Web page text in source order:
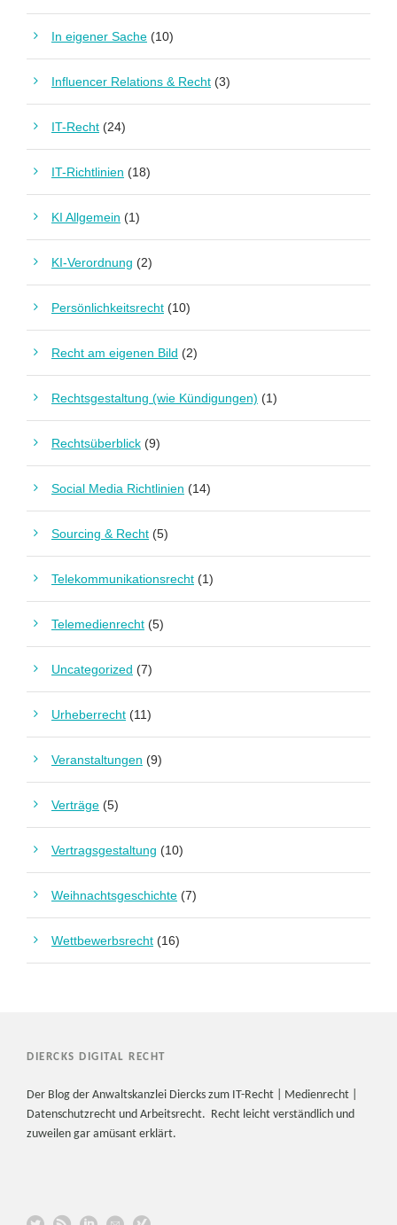
In eigener Sache (10)
Influencer Relations & Recht (3)
IT-Recht (24)
IT-Richtlinien (18)
KI Allgemein (1)
KI-Verordnung (2)
Persönlichkeitsrecht (10)
Recht am eigenen Bild (2)
Rechtsgestaltung (wie Kündigungen) (1)
Rechtsüberblick (9)
Social Media Richtlinien (14)
Sourcing & Recht (5)
Telekommunikationsrecht (1)
Telemedienrecht (5)
Uncategorized (7)
Urheberrecht (11)
Veranstaltungen (9)
Verträge (5)
Vertragsgestaltung (10)
Weihnachtsgeschichte (7)
Wettbewerbsrecht (16)
DIERCKS DIGITAL RECHT
Der Blog der Anwaltskanzlei Diercks zum IT-Recht | Medienrecht |
Datenschutzrecht und Arbeitsrecht. Recht leicht verständlich und
zuweilen gar amüsant erklärt.